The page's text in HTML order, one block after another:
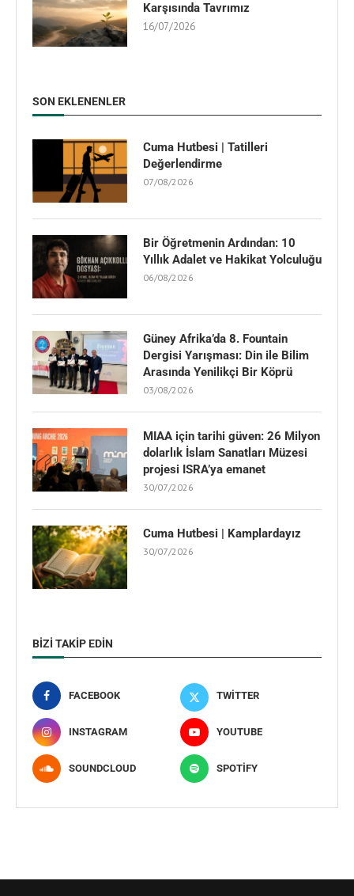
Karşısında Tavrımız
16/07/2026
SON EKLENENLER
Cuma Hutbesi | Tatilleri
Değerlendirme
07/08/2026
Bir Öğretmenin Ardından: 10
Yıllık Adalet ve Hakikat Yolculuğu
06/08/2026
Güney Afrika’da 8. Fountain
Dergisi Yarışması: Din ile Bilim
Arasında Yenilikçi Bir Köprü
03/08/2026
MIAA için tarihi güven: 26 Milyon
dolarlık İslam Sanatları Müzesi
projesi ISRA’ya emanet
30/07/2026
Cuma Hutbesi | Kamplardayız
30/07/2026
BIZI TAKIP EDIN
FACEBOOK TWITTER
INSTAGRAM YOUTUBE
SOUNDCLOUD SPOTIFY